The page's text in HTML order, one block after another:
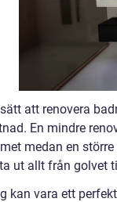
att renovera
En mindre
medan en
ut allt från golvet
kan vara ett